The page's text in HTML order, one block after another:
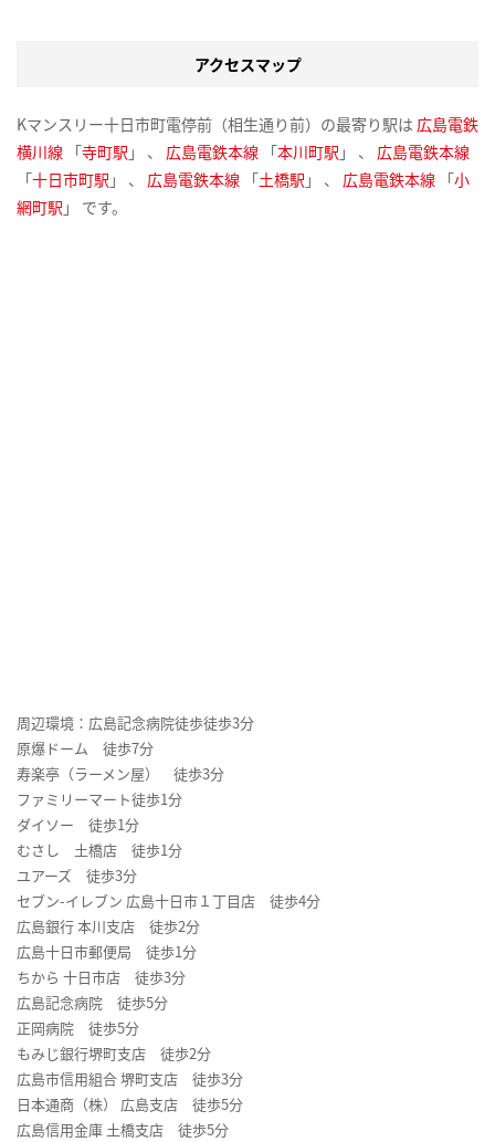
アクセスマップ
Kマンスリー十日市町電停前（相生通り前）の最寄り駅は 広島電鉄
横川線 「寺町駅 」 、 広島電鉄本線 「本川町駅 」 、 広島電鉄本線
「十日市町駅 」 、 広島電鉄本線 「土橋駅 」 、 広島電鉄本線 「小
網町駅 」 です。
周辺環境：広島記念病院徒歩徒歩3分
原爆ドーム 徒歩7分
寿楽亭（ラーメン屋） 徒歩3分
ファミリーマート徒歩1分
ダイソー 徒歩1分
むさし 土橋店 徒歩1分
ユアーズ 徒歩3分
セブン-イレブン 広島十日市１丁目店 徒歩4分
広島銀行 本川支店 徒歩2分
広島十日市郵便局 徒歩1分
ちから 十日市店 徒歩3分
広島記念病院 徒歩5分
正岡病院 徒歩5分
もみじ銀行堺町支店 徒歩2分
広島市信用組合 堺町支店 徒歩3分
日本通商（株） 広島支店 徒歩5分
広島信用金庫 土橋支店 徒歩5分